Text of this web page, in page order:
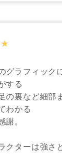
グラフィック
する
の裏など細部
わかる
謝。
クターは強さ